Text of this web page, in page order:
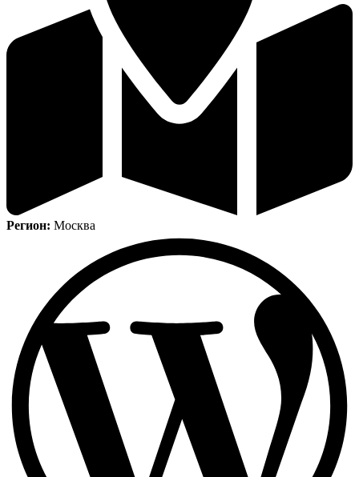
Регион: Москва